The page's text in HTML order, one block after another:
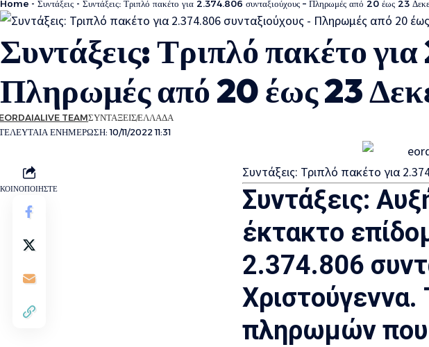
Home - Συντάξεις - Συντάξεις: Τριπλό πακέτο για 2.374.806 συνταξιούχους – Πληρωμές από 20 έως 23
Συντάξεις: Τριπλό πακέτο
Πληρωμές από 20 έως 23
ΕΝΗΜΕΡΩΣΗ: 10/11/2022 11:31
TEAMΣΥΝΤΑΞΕΙΣΕΛΛΑΔΑ
ΚΟΙΝΟΠΟΙΗΣΤΕ
Συντάξεις: Τριπλό πακέτο για
Συντάξεις:
έκτακτο
2.374.806
Χριστούγεννα.
πληρωμών